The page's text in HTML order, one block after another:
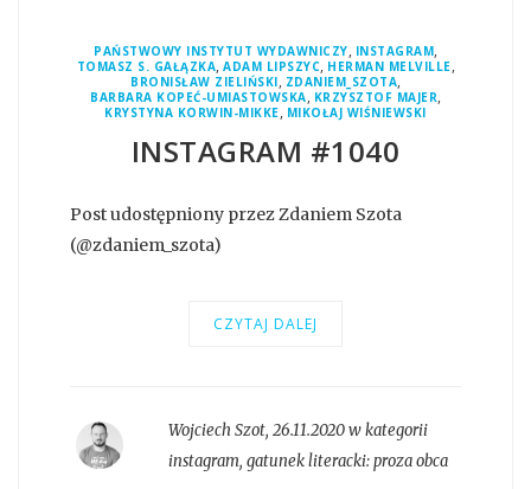
PAŃSTWOWY INSTYTUT WYDAWNICZY, INSTAGRAM,
TOMASZ S. GAŁĄZKA, ADAM LIPSZYC, HERMAN MELVILLE,
BRONISŁAW ZIELIŃSKI, ZDANIEM_SZOTA,
BARBARA KOPEĆ-UMIASTOWSKA, KRZYSZTOF MAJER,
KRYSTYNA KORWIN-MIKKE, MIKOŁAJ WIŚNIEWSKI
INSTAGRAM #1040
Post udostępniony przez Zdaniem Szota
(@zdaniem_szota)
CZYTAJ DALEJ
Wojciech Szot, 26.11.2020 w kategorii
instagram, gatunek literacki:proza obca